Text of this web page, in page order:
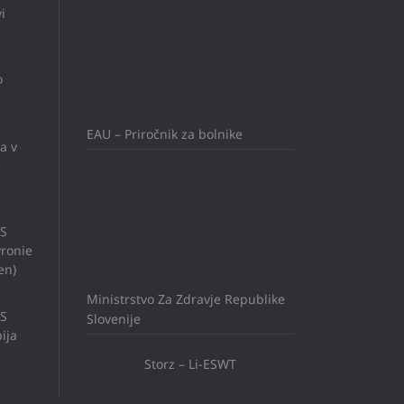
v
EAU – Priročnik za bolnike
Ministrstvo Za Zdravje Republike
Slovenije
Storz – Li-ESWT